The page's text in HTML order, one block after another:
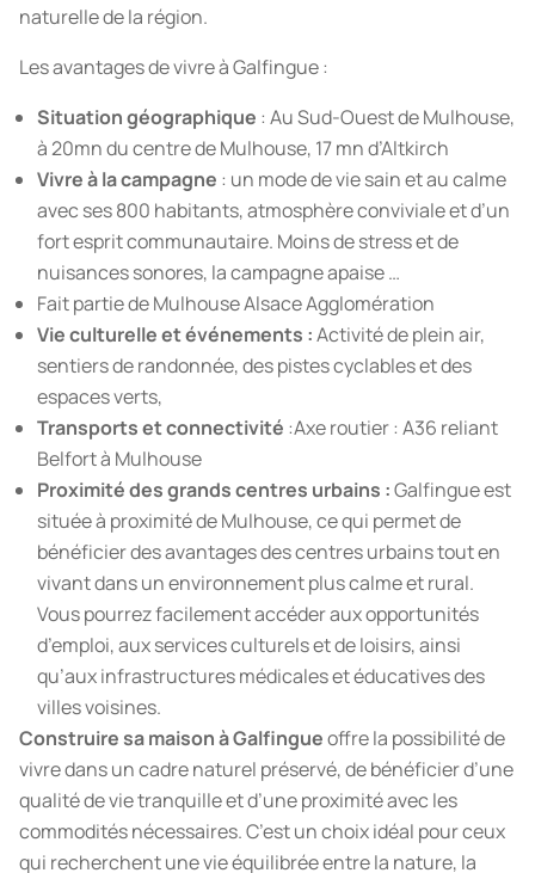
naturelle de la région.
Les avantages de vivre à Galfingue :
Situation géographique : Au Sud-Ouest de Mulhouse,
à 20mn du centre de Mulhouse, 17 mn d’Altkirch
Vivre à la campagne : un mode de vie sain et au calme
avec ses 800 habitants, atmosphère conviviale et d’un
fort esprit communautaire. Moins de stress et de
nuisances sonores, la campagne apaise …
Fait partie de Mulhouse Alsace Agglomération
Vie culturelle et événements :Activité de plein air,
sentiers de randonnée, des pistes cyclables et des
espaces verts,
Transports et connectivité :Axe routier : A36 reliant
Belfort à Mulhouse
Proximité des grands centres urbains :Galfingue est
située à proximité de Mulhouse, ce qui permet de
bénéficier des avantages des centres urbains tout en
vivant dans un environnement plus calme et rural.
Vous pourrez facilement accéder aux opportunités
d’emploi, aux services culturels et de loisirs, ainsi
qu’aux infrastructures médicales et éducatives des
villes voisines.
Construire sa maison à Galfingueoffre la possibilité de
vivre dans un cadre naturel préservé, de bénéficier d’une
qualité de vie tranquille et d’une proximité avec les
commodités nécessaires. C’est un choix idéal pour ceux
qui recherchent une vie équilibrée entre la nature, la